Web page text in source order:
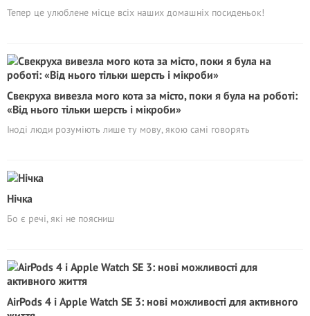
Тепер це улюблене місце всіх наших домашніх посиденьок!
Свекруха вивезла мого кота за місто, поки я була на роботі:
«Від нього тільки шерсть і мікроби»
Іноді люди розуміють лише ту мову, якою самі говорять
Нічка
Бо є речі, які не поясниш
AirPods 4 і Apple Watch SE 3: нові можливості для активного